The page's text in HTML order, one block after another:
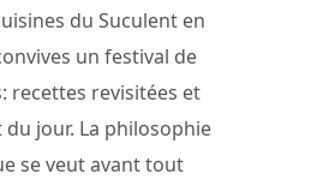
du Suculent en
un festival de
recettes revisitées et
jour. La philosophie
se veut avant tout